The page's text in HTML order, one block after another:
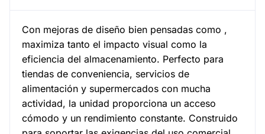
Con mejoras de diseño bien pensadas como ,
maximiza tanto el impacto visual como la
eficiencia del almacenamiento. Perfecto para
tiendas de conveniencia, servicios de
alimentación y supermercados con mucha
actividad, la unidad proporciona un acceso
cómodo y un rendimiento constante. Construido